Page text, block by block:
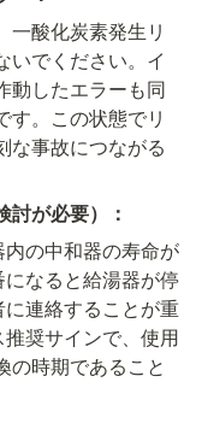
一酸化炭素発生リ
いでください。イ
動したエラーも同
す。この状態でリ
な事故につながる
が必要）：
の中和器の寿命が
なると給湯器が停
連絡することが重
奨サインで、使用
の時期であること